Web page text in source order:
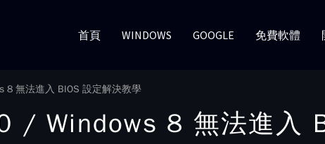
首頁 WINDOWS GOOGLE 免費軟體
8 無法進入 BIOS 設定解決教學
/ Windows 8 無法進入